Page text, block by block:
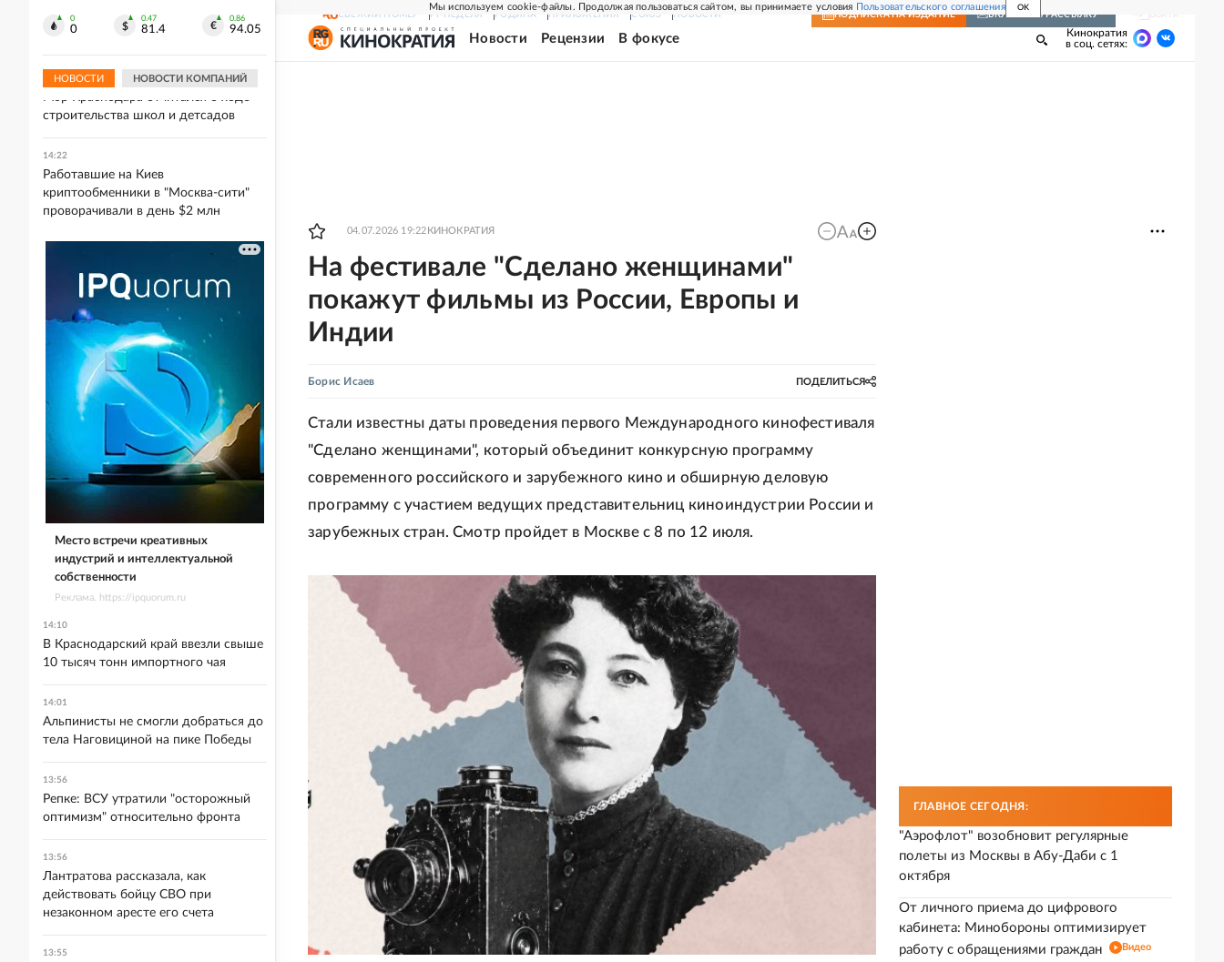
Мы используем cookie-файлы. Продолжая пользоваться сайтом, вы принимаете условия Пользовательского соглашения OK
СВЕЖИЙ НОМЕР РГ-НЕДЕЛЯ РОДИНА ПРИЛОЖЕНИЯ СОЮЗ НОВОСТИ ПОДПИСКА НА ИЗДАНИЕ ВКЛЮЧИТЬ РАССЫЛКУ
Новости Рецензии В фокусе
Кинократия
в соц. сетях:
04.07.2026 19:22 КИНОКРАТИЯ
На фестивале "Сделано женщинами"
покажут фильмы из России, Европы и
Индии
Борис Исаев ПОДЕЛИТЬСЯ
Стали известны даты проведения первого Международного кинофестиваля
"Сделано женщинами", который объединит конкурсную программу
современного российского и зарубежного кино и обширную деловую
программу с участием ведущих представительниц киноиндустрии России и
зарубежных стран. Смотр пройдет в Москве с 8 по 12 июля.
ГЛАВНОЕ СЕГОДНЯ:
"Аэрофлот" возобновит регулярные
полеты из Москвы в Абу-Даби с 1
октября
От личного приема до цифрового
кабинета: Минобороны оптимизирует
работу с обращениями граждан
Видео
0
0
0.47
81.4
0.86
94.05
НОВОСТИ НОВОСТИ КОМПАНИЙ
двигателей для БПЛА ВСУ в сумской
14:23
Мэр Краснодара отчитался о ходе
строительства школ и детсадов
14:22
Работавшие на Киев
криптообменники в "Москва-сити"
проворачивали в день $2 млн
Место встречи креативных
индустрий и интеллектуальной
собственности
Реклама. https://ipquorum.ru
14:10
В Краснодарский край ввезли свыше
10 тысяч тонн импортного чая
14:01
Альпинисты не смогли добраться до
тела Наговициной на пике Победы
13:56
Репке: ВСУ утратили "осторожный
оптимизм" относительно фронта
13:56
Лантратова рассказала, как
действовать бойцу СВО при
незаконном аресте его счета
13:55